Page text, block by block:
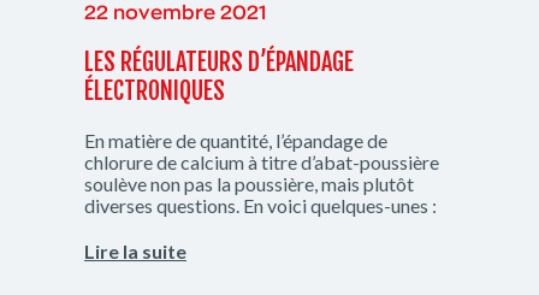
22 novembre 2021
LES RÉGULATEURS D’ÉPANDAGE
ÉLECTRONIQUES
En matière de quantité, l’épandage de
chlorure de calcium à titre d’abat-poussière
soulève non pas la poussière, mais plutôt
diverses questions. En voici quelques-unes :
Lire la suite